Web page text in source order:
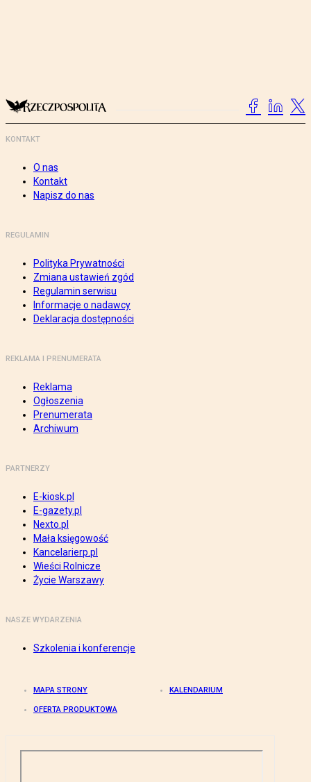
KONTAKT
O nas
Kontakt
Napisz do nas
REGULAMIN
Polityka Prywatności
Zmiana ustawień zgód
Regulamin serwisu
Informacje o nadawcy
Deklaracja dostępności
REKLAMA I PRENUMERATA
Reklama
Ogłoszenia
Prenumerata
Archiwum
PARTNERZY
E-kiosk.pl
E-gazety.pl
Nexto.pl
Mała księgowość
Kancelarierp.pl
Wieści Rolnicze
Życie Warszawy
NASZE WYDARZENIA
Szkolenia i konferencje
MAPA STRONY KALENDARIUM
OFERTA PRODUKTOWA